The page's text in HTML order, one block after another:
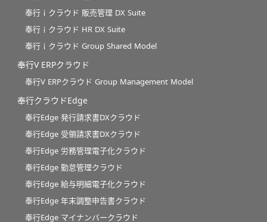
奉行ｉクラウド 販売管理 DX Suite
奉行ｉクラウド HR DX Suite
奉行ｉクラウド Group Shared Model
奉行V ERPクラウド
奉行V ERPクラウド Group Management Model
奉行クラウドEdge
奉行Edge 発行請求書DXクラウド
奉行Edge 受領請求書DXクラウド
奉行Edge 労務管理電子化クラウド
奉行Edge 勤怠管理クラウド
奉行Edge 給与明細電子化クラウド
奉行Edge 年末調整申告書クラウド
奉行Edge マイナンバークラウド